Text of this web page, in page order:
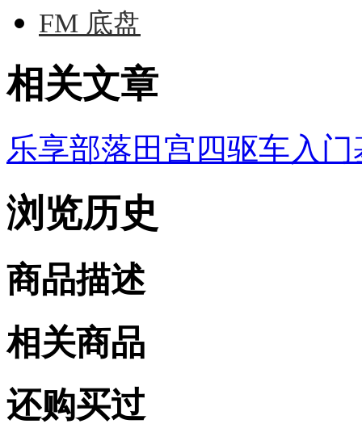
FM 底盘
相关文章
乐享部落田宫四驱车入
浏览历史
商品描述
相关商品
还购买过